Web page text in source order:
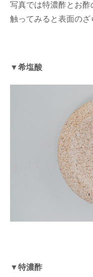
写真では特濃酢とお酢
触ってみると表面のざ
▼希塩酸
▼特濃酢